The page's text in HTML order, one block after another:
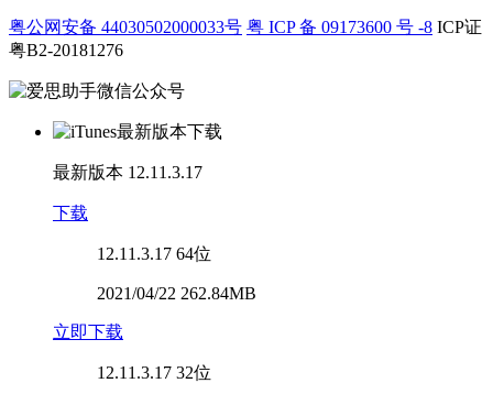
粤公网安备 44030502000033号 粤 ICP 备 09173600 号 -8 ICP证
粤B2-20181276
最新版本 12.11.3.17
下载
12.11.3.17 64位
2021/04/22 262.84MB
立即下载
12.11.3.17 32位